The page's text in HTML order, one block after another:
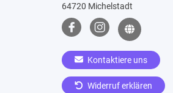
64720 Michelstadt
Kontaktiere uns
Widerruf erklären